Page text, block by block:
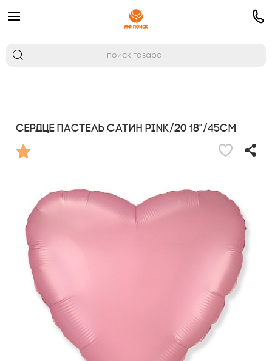
Сердце Пастель сатин PINK/20 18"/45см